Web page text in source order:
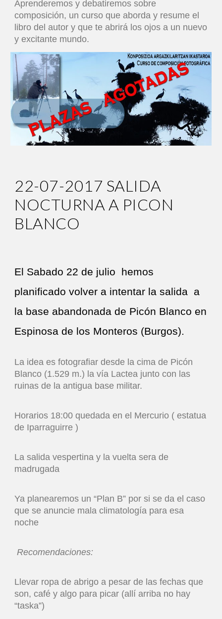
Aprenderemos y debatiremos sobre
composición, un curso que aborda y resume el
libro del autor y que te abrirá los ojos a un nuevo
y excitante mundo.
22-07-2017 SALIDA
NOCTURNA A PICON
BLANCO
El Sabado 22 de julio hemos
planificado volver a intentar la salida a
la base abandonada de Picón Blanco en
Espinosa de los Monteros (Burgos).
La idea es fotografiar desde la cima de Picón
Blanco (1.529 m.) la vía Lactea junto con las
ruinas de la antigua base militar.
Horarios 18:00 quedada en el Mercurio ( estatua
de Iparraguirre )
La salida vespertina y la vuelta sera de
madrugada
Ya planearemos un “Plan B” por si se da el caso
que se anuncie mala climatología para esa
noche
Recomendaciones:
Llevar ropa de abrigo a pesar de las fechas que
son, café y algo para picar (allí arriba no hay
“taska”)